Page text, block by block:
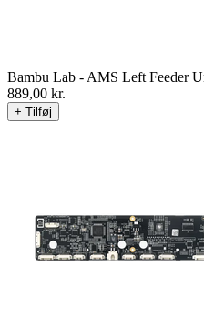
Bambu Lab - AMS Left Feeder
889,00 kr.
+ Tilføj